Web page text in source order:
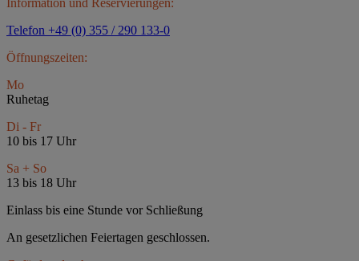
Information und Reservierungen:
Telefon +49 (0) 355 / 290 133-0
Öffnungszeiten:
Mo
Ruhetag
Di - Fr
10 bis 17 Uhr
Sa + So
13 bis 18 Uhr
Einlass bis eine Stunde vor Schließung
An gesetzlichen Feiertagen geschlossen.